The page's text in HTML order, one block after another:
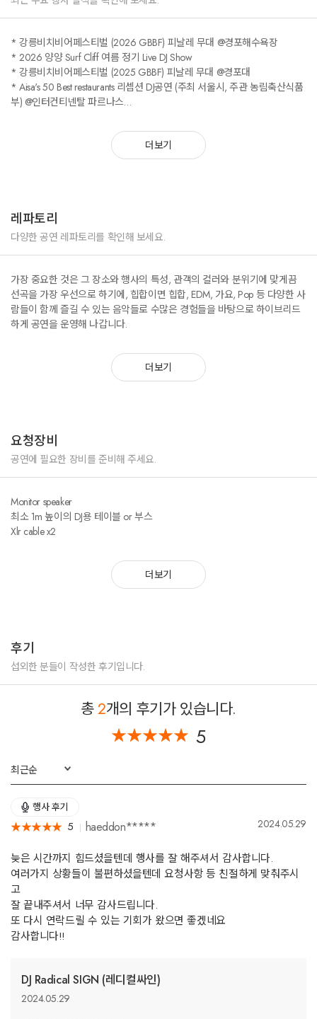
* 강릉비치비어페스티벌 (2026 GBBF) 피날레 무대 @경포해수욕장
* 2026 양양 Surf Cliff 여름 정기 Live DJ Show
* 강릉비치비어페스티벌 (2025 GBBF) 피날레 무대 @경포대
* Aisa's 50 Best restaurants 리셉션 DJ공연 (주최 서울시, 주관 농림축산식품
부) @인터컨티넨탈 파르나스
* Riman Group Vip 디너파티 DJ공연 @제주 씨에스호텔 앤 리조트
* 2024 양양송이연어축제 DJ공연 @강원도양양
* 2024 태백산눈축제 @DJ 공연
* 2023 강릉비치비어페스티벌 & 버스킹홀릭inn강릉 @ 경포해변(MBC)
* Mask Seoul 비주얼 뮤직 페스티벌 @ 한강난지공원
* 1st 유학생파티 @ 청담 Club Answer
* Nine Cinema VIP Pivate Party (Host & DJ) @ 청담 Now lounge
* 강릉영동대학교 축제 DJ
* Show me the Money 정상수 @ 강릉 Ware house
* Riverpool Cinema @ 여의도 한강지구
* 화성시 청소년 할로윈축제 @ 경기도 화성시 남양읍
* 화성시 청소년 통합발대식&워크샵 공연 @ 용인한국민속촌
* 강원도립대 신리천마 대축제 @ 강원도립대학교
* Blue Vacation at Surfworld #GreenWave @ 양양 서프월드
* Stayhere 프로젝트 비대면 온라인 뮤직페스티벌 @ 트위치
더보기
레파토리
다양한 공연 레파토리를 확인해 보세요.
가장 중요한 것은 그 장소와 행사의 특성, 관객의 컬러와 분위기에 맞게끔
선곡을 가장 우선으로 하기에, 힙합이면 힙합, EDM, 가요, Pop 등 다양한 사
람들이 함께 즐길 수 있는 음악들로 수많은 경험들을 바탕으로 하이브리드
하게 공연을 운영해 나갑니다.
더보기
요청장비
공연에 필요한 장비를 준비해 주세요.
Monitor speaker
최소 1m 높이의 DJ용 테이블 or 부스
Xlr cable x2
더보기
후기
섭외한 분들이 작성한 후기입니다.
총2개의 후기가 있습니다.
★★★★★
★★★★★ 5
최근순
행사 후기
★★★★★
★★★★★ 5 haeddon***** 2024.05.29
늦은 시간까지 힘드셨을텐데 행사를 잘 해주셔서 감사합니다.
여러가지 상황들이 불편하셨을텐데 요청사항 등 친절하게 맞춰주시
고
잘 끝내주셔서 너무 감사드립니다.
또 다시 연락드릴 수 있는 기회가 왔으면 좋겠네요
감사합니다!!
DJ Radical SIGN (레디컬싸인)
2024.05.29